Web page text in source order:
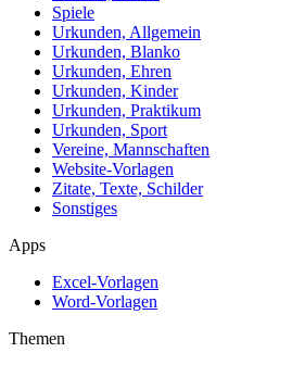
Spiele
Urkunden, Allgemein
Urkunden, Blanko
Urkunden, Ehren
Urkunden, Kinder
Urkunden, Praktikum
Urkunden, Sport
Vereine, Mannschaften
Website-Vorlagen
Zitate, Texte, Schilder
Sonstiges
Apps
Excel-Vorlagen
Word-Vorlagen
Themen